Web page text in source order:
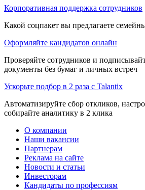
Корпоративная поддержка сотрудников
Какой соцпакет вы предлагаете
Оформляйте кандидатов онлайн
Проверяйте сотрудников и
документы без бумаг и личных встреч
Ускорьте подбор в 2 раза с Talantix
Автоматизируйте сбор откликов,
собирайте аналитику в 2 клика
О компании
Наши вакансии
Партнерам
Реклама на сайте
Новости и статьи
Инвесторам
Кандидаты по профессиям